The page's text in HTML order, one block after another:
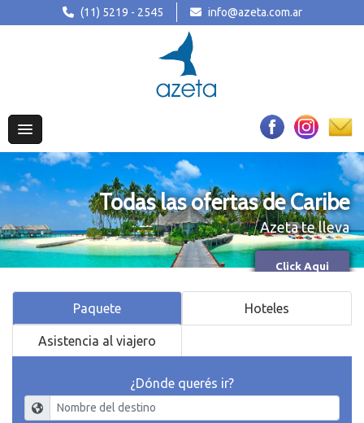
(11) 5219 - 2545 info@azeta.com.ar
La magia de Disney
Más info
Todas las ofertas de Caribe
Azeta te lleva
Click Aqui
Paquete Hoteles
Asistencia al viajero
¿Dónde querés ir?